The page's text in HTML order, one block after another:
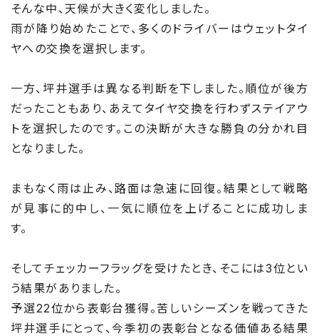
そんな中、天候が大きく変化しました。
雨が降り始めたことで、多くのドライバーはウェットタイ
ヤへの交換を選択します。
一方、坪井選手は異なる判断を下しました。順位が後方
だったこともあり、あえてタイヤ交換を行わずステイアウ
トを選択したのです。この決断が大きな勝負の分かれ目
となりました。
まもなく雨は止み、路面は急速に回復。結果として戦略
が見事に的中し、一気に順位を上げることに成功しま
す。
そしてチェッカーフラッグを受けたとき、そこには3位とい
う結果がありました。
予選22位から表彰台獲得。苦しいシーズンを戦ってきた
坪井選手にとって、今季初の表彰台となる価値ある結果